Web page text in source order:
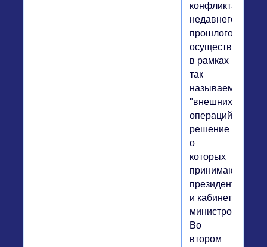
конфликтах
недавнего
прошлого
осуществлялось
в рамках
так
называемых
"внешних
операций",
решение
о
которых
принимают
президент
и кабинет
министров.
Во
втором